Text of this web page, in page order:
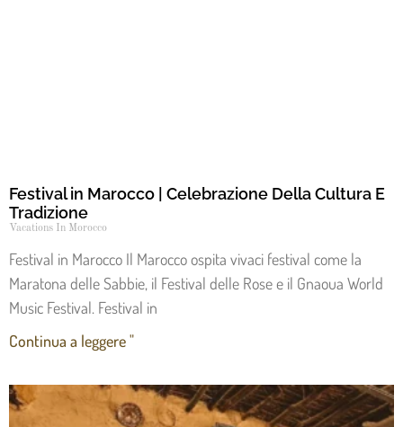
Festival in Marocco | Celebrazione Della Cultura E
Tradizione
Vacations In Morocco
Festival in Marocco Il Marocco ospita vivaci festival come la
Maratona delle Sabbie, il Festival delle Rose e il Gnaoua World
Music Festival. Festival in
Continua a leggere "